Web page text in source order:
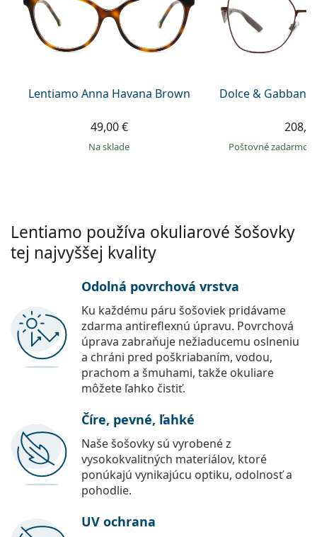
Všetky značky
Persol
Všetky značky
Všetky roztoky
je
Lentiamo Anna Havana Brown
49,00 €
na sklade
Dolce & Gabbana
Poštovné zadarmo
Lentiamo používa okuliarové šošovky
tej najvyššej kvality
Odolná povrchová vrstva
Ku každému páru šošoviek pridávame
zdarma antireflexnú úpravu. Povrchová
úprava zabraňuje nežiaducemu oslneniu
a chráni pred poškriabaním, vodou,
prachom a šmuhami, takže okuliare
môžete ľahko čistiť.
Číre, pevné, ľahké
Naše šošovky sú vyrobené z
vysokokvalitných materiálov, ktoré
ponúkajú vynikajúcu optiku, odolnosť a
pohodlie.
UV ochrana